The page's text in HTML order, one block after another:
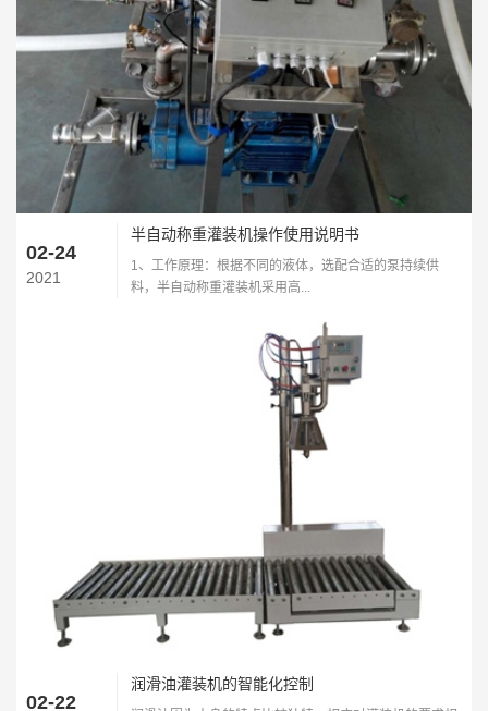
02-24
2021
半自动称重灌装机操作使用说明书
1、工作原理：根据不同的液体，选配合适的泵持续供
料，半自动称重灌装机采用高...
02-22
润滑油灌装机的智能化控制